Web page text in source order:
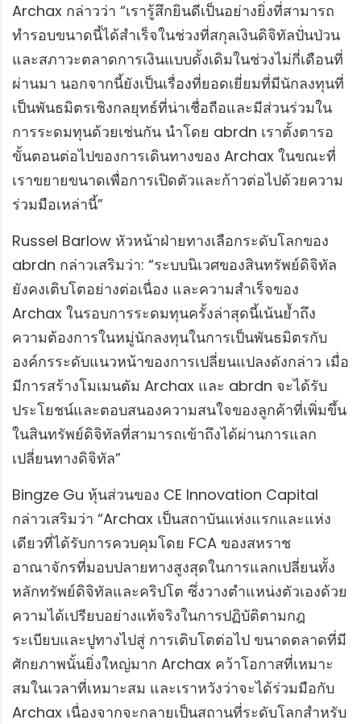
Archax กล่าวว่า “เรารู้สึกยินดีเป็นอย่างยิ่งที่สามารถ
ทำรอบขนาดนี้ได้สำเร็จในช่วงที่สกุลเงินดิจิทัลปั่นป่วน
และสภาวะตลาดการเงินแบบดั้งเดิมในช่วงไม่กี่เดือนที่
ผ่านมา นอกจากนี้ยังเป็นเรื่องที่ยอดเยี่ยมที่มีนักลงทุนที่
เป็นพันธมิตรเชิงกลยุทธ์ที่น่าเชื่อถือและมีส่วนร่วมใน
การระดมทุนด้วยเช่นกัน นำโดย abrdn เราตั้งตารอ
ขั้นตอนต่อไปของการเดินทางของ Archax ในขณะที่
เราขยายขนาดเพื่อการเปิดตัวและก้าวต่อไปด้วยความ
ร่วมมือเหล่านี้”
Russel Barlow หัวหน้าฝ่ายทางเลือกระดับโลกของ
abrdn กล่าวเสริมว่า: “ระบบนิเวศของสินทรัพย์ดิจิทัล
ยังคงเติบโตอย่างต่อเนื่อง และความสำเร็จของ
Archax ในรอบการระดมทุนครั้งล่าสุดนี้เน้นย้ำถึง
ความต้องการในหมู่นักลงทุนในการเป็นพันธมิตรกับ
องค์กรระดับแนวหน้าของการเปลี่ยนแปลงดังกล่าว เมื่อ
มีการสร้างโมเมนตัม Archax และ abrdn จะได้รับ
ประโยชน์และตอบสนองความสนใจของลูกค้าที่เพิ่มขึ้น
ในสินทรัพย์ดิจิทัลที่สามารถเข้าถึงได้ผ่านการแลก
เปลี่ยนทางดิจิทัล”
Bingze Gu หุ้นส่วนของ CE Innovation Capital
กล่าวเสริมว่า “Archax เป็นสถาบันแห่งแรกและแห่ง
เดียวที่ได้รับการควบคุมโดย FCA ของสหราช
อาณาจักรที่มอบปลายทางสูงสุดในการแลกเปลี่ยนทั้ง
หลักทรัพย์ดิจิทัลและคริปโต ซึ่งวางตำแหน่งตัวเองด้วย
ความได้เปรียบอย่างแท้จริงในการปฏิบัติตามกฎ
ระเบียบและปูทางไปสู่ การเติบโตต่อไป ขนาดตลาดที่มี
ศักยภาพนั้นยิ่งใหญ่มาก Archax คว้าโอกาสที่เหมาะ
สมในเวลาที่เหมาะสม และเราหวังว่าจะได้ร่วมมือกับ
Archax เนื่องจากจะกลายเป็นสถานที่ระดับโลกสำหรับ